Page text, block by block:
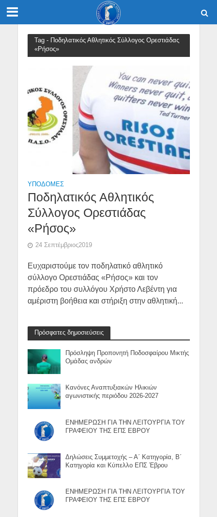
Tag - Ποδηλατικός Αθλητικός Σύλλογος Ορεστιάδας
«Ρήσος»
ΥΠΟΔΟΜΈΣ
Ποδηλατικός Αθλητικός
Σύλλογος Ορεστιάδας
«Ρήσος»
24 Σεπτέμβριος2019
Ευχαριστούμε τον ποδηλατικό αθλητικό
σύλλογο Ορεστιάδας «Ρήσος» και τον
πρόεδρο του συλλόγου Χρήστο Λεβέντη για
αμέριστη βοήθεια και στήριξη στην αθλητική...
Πρόσφατες δημοσιεύσεις
Πρόσληψη Προπονητή Ποδοσφαίρου Μικτής
Ομάδας ανδρών
Κανόνες Αναπτυξιακών Ηλικιών
αγωνιστικής περιόδου 2026-2027
ΕΝΗΜΕΡΩΣΗ ΓΙΑ ΤΗΝ ΛΕΙΤΟΥΡΓΙΑ ΤΟΥ
ΓΡΑΦΕΙΟΥ ΤΗΣ ΕΠΣ ΕΒΡΟΥ
Δηλώσεις Συμμετοχής – Α΄ Κατηγορία, Β΄
Κατηγορία και Κύπελλο ΕΠΣ Έβρου
ΕΝΗΜΕΡΩΣΗ ΓΙΑ ΤΗΝ ΛΕΙΤΟΥΡΓΙΑ ΤΟΥ
ΓΡΑΦΕΙΟΥ ΤΗΣ ΕΠΣ ΕΒΡΟΥ